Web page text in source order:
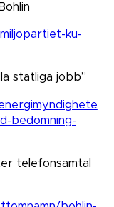
ku-
statliga jobb”​​​​​​​
bedomning-
telefonsamtal